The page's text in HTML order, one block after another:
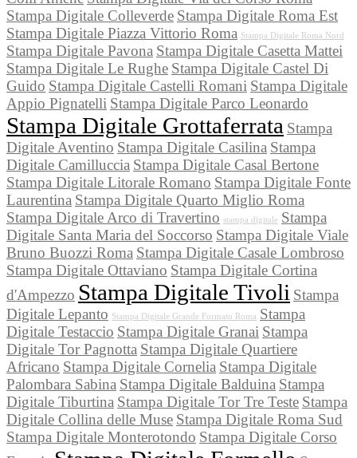
Stampa Digitale Colleverde Stampa Digitale Roma Est
Stampa Digitale Piazza Vittorio Roma Stampa Digitale Roma Nord
Stampa Digitale Pavona Stampa Digitale Casetta Mattei
Stampa Digitale Le Rughe Stampa Digitale Castel Di
Guido Stampa Digitale Castelli Romani Stampa Digitale
Appio Pignatelli Stampa Digitale Parco Leonardo
Stampa Digitale Grottaferrata Stampa
Digitale Aventino Stampa Digitale Casilina Stampa
Digitale Camilluccia Stampa Digitale Casal Bertone
Stampa Digitale Litorale Romano Stampa Digitale Fonte
Laurentina Stampa Digitale Quarto Miglio Roma
Stampa Digitale Arco di Travertino stampa digitale Stampa
Digitale Santa Maria del Soccorso Stampa Digitale Viale
Bruno Buozzi Roma Stampa Digitale Casale Lombroso
Stampa Digitale Ottaviano Stampa Digitale Cortina
d'Ampezzo Stampa Digitale Tivoli Stampa
Digitale Lepanto Stampa Digitale Grande Formato Roma Stampa
Digitale Testaccio Stampa Digitale Granai Stampa
Digitale Tor Pagnotta Stampa Digitale Quartiere
Africano Stampa Digitale Cornelia Stampa Digitale
Palombara Sabina Stampa Digitale Balduina Stampa
Digitale Tiburtina Stampa Digitale Tor Tre Teste Stampa
Digitale Collina delle Muse Stampa Digitale Roma Sud
Stampa Digitale Monterotondo Stampa Digitale Corso